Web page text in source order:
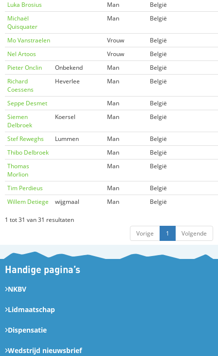
Luka Brosius
Man
België
Michaël
Quisquater
Man België
Mo Vanstraelen Vrouw
België
Nel Artoos
Vrouw
België
Pieter Onclin
Onbekend Man
België
Richard
Coessens
Heverlee Man België
Seppe Desmet Man
België
Siemen
Delbroek
Koersel Man België
Stef Reweghs Lummen Man
België
Thibo Delbroek
Man
België
Thomas
Morlion
Man België
Tim Perdieus Man
België
Willem Detiege
wijgmaal Man België
1 tot 31 van 31 resultaten
Vorige
1 Volgende
Handige pagina’s
NKBV
Lidmaatschap
Dispensatie
Wedstrijd nieuwsbrief